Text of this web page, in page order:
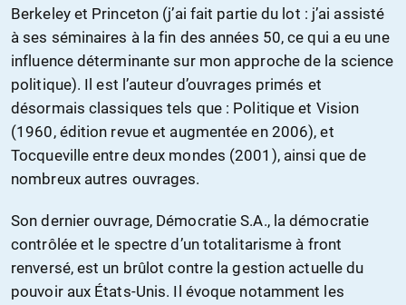
Berkeley et Princeton (j’ai fait partie du lot : j’ai assisté
à ses séminaires à la fin des années 50, ce qui a eu une
influence déterminante sur mon approche de la science
politique). Il est l’auteur d’ouvrages primés et
désormais classiques tels que : Politique et Vision
(1960, édition revue et augmentée en 2006), et
Tocqueville entre deux mondes (2001), ainsi que de
nombreux autres ouvrages.
Son dernier ouvrage, Démocratie S.A., la démocratie
contrôlée et le spectre d’un totalitarisme à front
renversé, est un brûlot contre la gestion actuelle du
pouvoir aux États-Unis. Il évoque notamment les